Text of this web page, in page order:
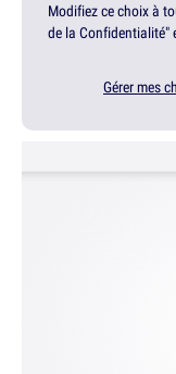
Modifiez ce choix à
de la Confidentialité"
Gérer mes